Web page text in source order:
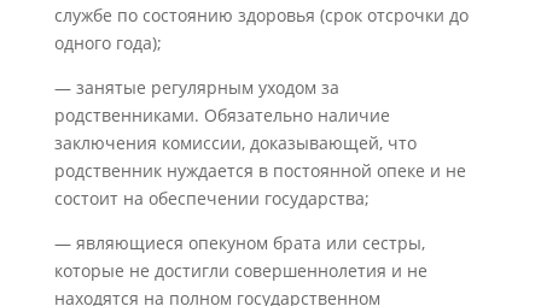
службе по состоянию здоровья (срок отсрочки до
одного года);
— занятые регулярным уходом за
родственниками. Обязательно наличие
заключения комиссии, доказывающей, что
родственник нуждается в постоянной опеке и не
состоит на обеспечении государства;
— являющиеся опекуном брата или сестры,
которые не достигли совершеннолетия и не
находятся на полном государственном